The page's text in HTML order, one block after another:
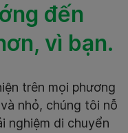
đến
vì bạn.
trên mọi phương
nhỏ, chúng tôi nỗ
nghiệm di chuyển